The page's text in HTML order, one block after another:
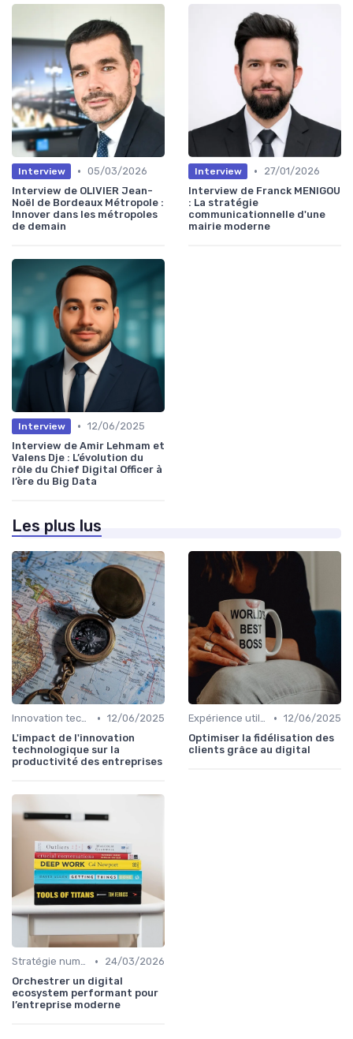
Interview • 05/03/2026
Interview de OLIVIER Jean-
Noël de Bordeaux Métropole :
Innover dans les métropoles
de demain
Interview •
27/01/2026
Interview de Franck MENIGOU
: La stratégie
communicationnelle d'une
mairie moderne
Interview • 12/06/2025
Interview de Amir Lehmam et
Valens Dje : L’évolution du
rôle du Chief Digital Officer à
l’ère du Big Data
Les plus lus
Innovation technologique • 12/06/2025
L'impact de l'innovation
technologique sur la
productivité des entreprises
Expérience utilisateur • 12/06/2025
Optimiser la fidélisation des
clients grâce au digital
Stratégie numérique •
24/03/2026
Orchestrer un digital
ecosystem performant pour
l’entreprise moderne